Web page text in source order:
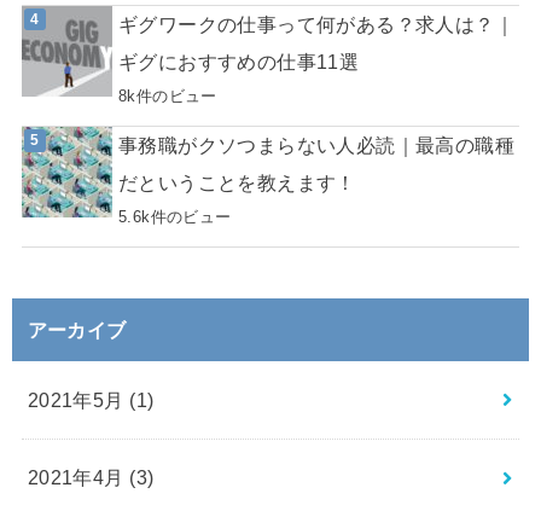
ギグワークの仕事って何がある？求人は？｜
ギグにおすすめの仕事11選
8k件のビュー
事務職がクソつまらない人必読｜最高の職種
だということを教えます！
5.6k件のビュー
アーカイブ
2021年5月 (1)
2021年4月 (3)